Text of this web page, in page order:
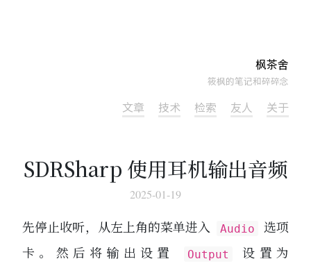
枫茶舍
筱枫的笔记和碎碎念
文章 技术 检索 友人 关于
SDRSharp 使用耳机输出音频
2025-01-19
先停止收听，从左上角的菜单进入 Audio
选项
卡。然后将输出设置
Output 设置为